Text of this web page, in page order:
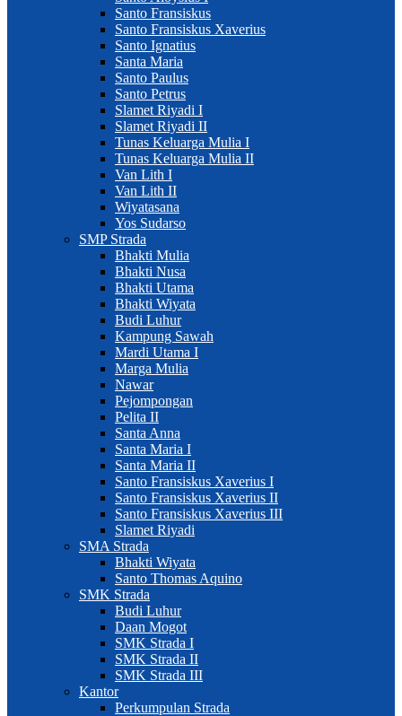
Santo Fransiskus
Santo Fransiskus Xaverius
Santo Ignatius
Santa Maria
Santo Paulus
Santo Petrus
Slamet Riyadi I
Slamet Riyadi II
Tunas Keluarga Mulia I
Tunas Keluarga Mulia II
Van Lith I
Van Lith II
Wiyatasana
Yos Sudarso
SMP Strada
Bhakti Mulia
Bhakti Nusa
Bhakti Utama
Bhakti Wiyata
Budi Luhur
Kampung Sawah
Mardi Utama I
Marga Mulia
Nawar
Pejompongan
Pelita II
Santa Anna
Santa Maria I
Santa Maria II
Santo Fransiskus Xaverius I
Santo Fransiskus Xaverius II
Santo Fransiskus Xaverius III
Slamet Riyadi
SMA Strada
Bhakti Wiyata
Santo Thomas Aquino
SMK Strada
Budi Luhur
Daan Mogot
SMK Strada I
SMK Strada II
SMK Strada III
Kantor
Perkumpulan Strada